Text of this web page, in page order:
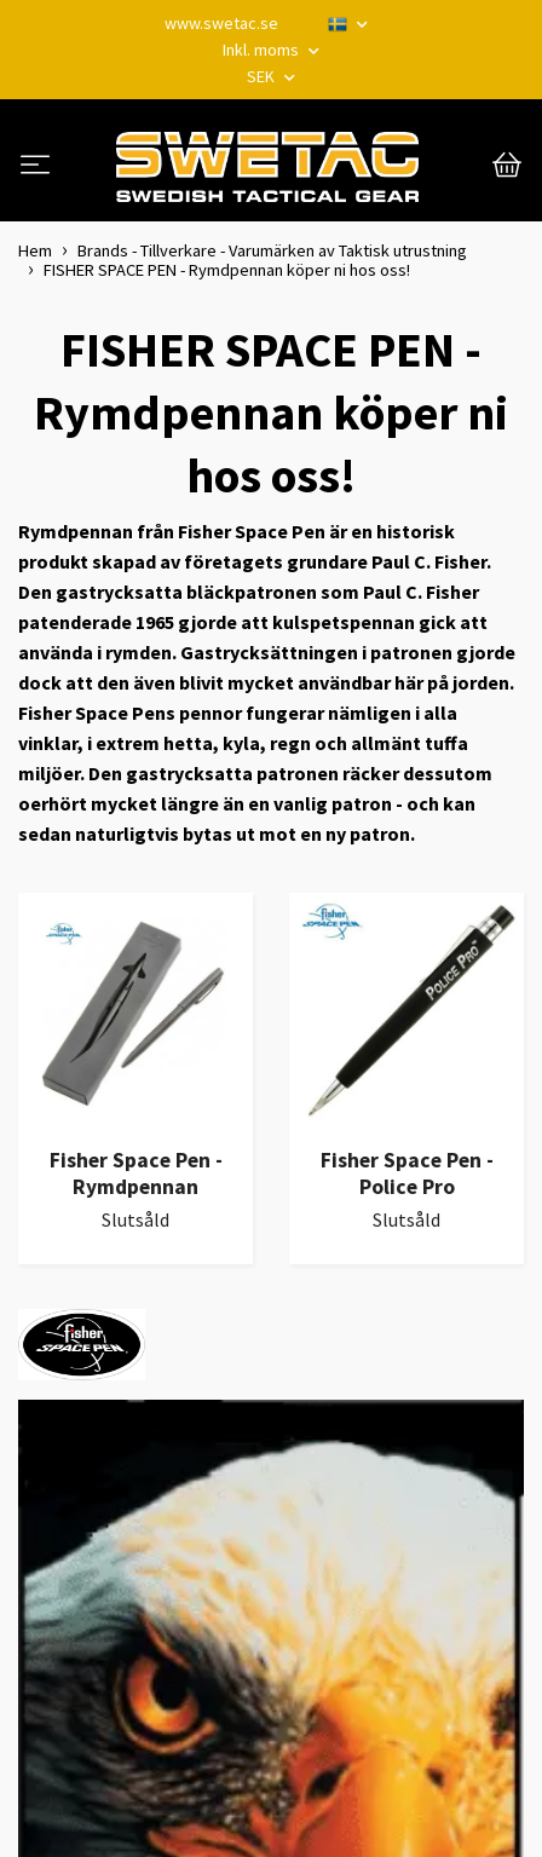
www.swetac.se
Inkl. moms
SEK
Hem
Brands - Tillverkare - Varumärken av Taktisk utrustning
FISHER SPACE PEN - Rymdpennan köper ni hos oss!
FISHER SPACE PEN -
Rymdpennan köper ni
hos oss!
Rymdpennan från Fisher Space Pen är en historisk
produkt skapad av företagets grundare Paul C. Fisher.
Den gastrycksatta bläckpatronen som Paul C. Fisher
patenderade 1965 gjorde att kulspetspennan gick att
använda i rymden. Gastrycksättningen i patronen gjorde
dock att den även blivit mycket användbar här på jorden.
Fisher Space Pens pennor fungerar nämligen i alla
vinklar, i extrem hetta, kyla, regn och allmänt tuffa
miljöer. Den gastrycksatta patronen räcker dessutom
oerhört mycket längre än en vanlig patron - och kan
sedan naturligtvis bytas ut mot en ny patron.
Fisher Space Pen -
Rymdpennan
Slutsåld
Fisher Space Pen -
Police Pro
Slutsåld